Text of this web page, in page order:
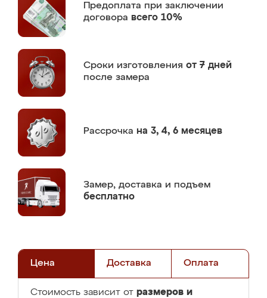
Предоплата при заключении
договора всего 10%
Сроки изготовления от 7 дней
после замера
Рассрочка на 3, 4, 6 месяцев
Замер, доставка и подъем
бесплатно
Цена Доставка Оплата
Стоимость зависит от размеров и